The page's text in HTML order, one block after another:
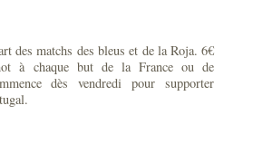
des matchs des bleus et de la Roja. 6€
à chaque but de la France ou de
dès vendredi pour supporter